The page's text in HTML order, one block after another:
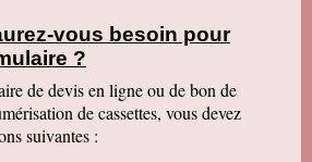
les fichiers se sont ouverts.
chèque de remboursement. Il est
vos coordonnées aux
le colis. Les cd sont impeccables.
vous besoin pour
?
de devis en ligne ou de bon de
de cassettes, vous devez
suivantes :